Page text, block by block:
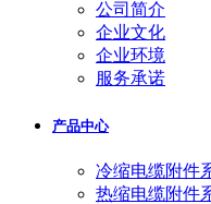
公司简介
企业文化
企业环境
服务承诺
产品中心
冷缩电缆附件
热缩电缆附件